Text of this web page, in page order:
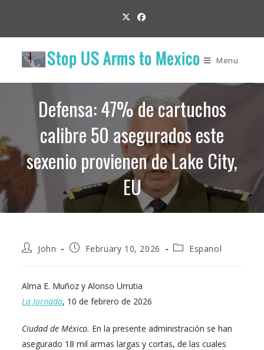
content
Menu
Defensa: 47% de cartuchos
calibre 50 asegurados este
sexenio provienen de Lake City,
EU
PostJohn
PostFebruary 10, 2026
PostEspanol
Alma E. Muñoz y Alonso Urrutia
La Jornada, 10 de febrero de 2026
Ciudad de México. En la presente administración se han
asegurado 18 mil armas largas y cortas, de las cuales